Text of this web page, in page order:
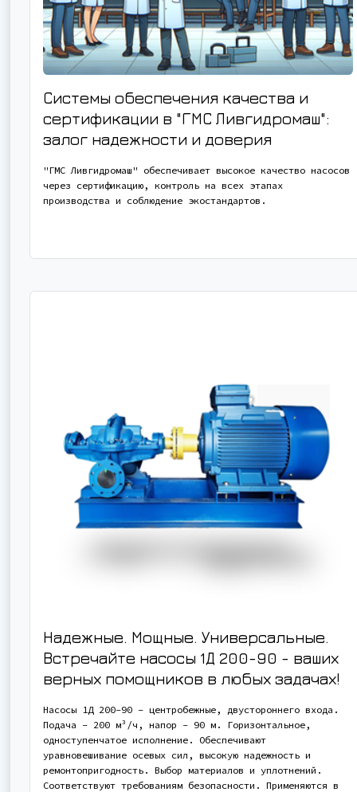
Системы обеспечения качества и
сертификации в "ГМС Ливгидромаш":
залог надежности и доверия
"ГМС Ливгидромаш" обеспечивает высокое качество насосов
через сертификацию, контроль на всех этапах
производства и соблюдение экостандартов.
Надежные. Мощные. Универсальные.
Встречайте насосы 1Д 200-90 - ваших
верных помощников в любых задачах!
Насосы 1Д 200-90 - центробежные, двустороннего входа.
Подача - 200 м³/ч, напор - 90 м. Горизонтальное,
одноступенчатое исполнение. Обеспечивают
уравновешивание осевых сил, высокую надежность и
ремонтопригодность. Выбор материалов и уплотнений.
Соответствуют требованиям безопасности. Применяются в